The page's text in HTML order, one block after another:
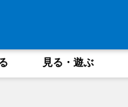
見る・遊ぶ